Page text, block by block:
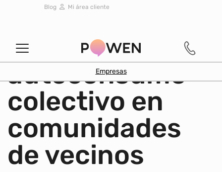
Blog Mi área cliente
Empresas
Las ventajas
económicas del
autoconsumo
colectivo en
comunidades
de vecinos